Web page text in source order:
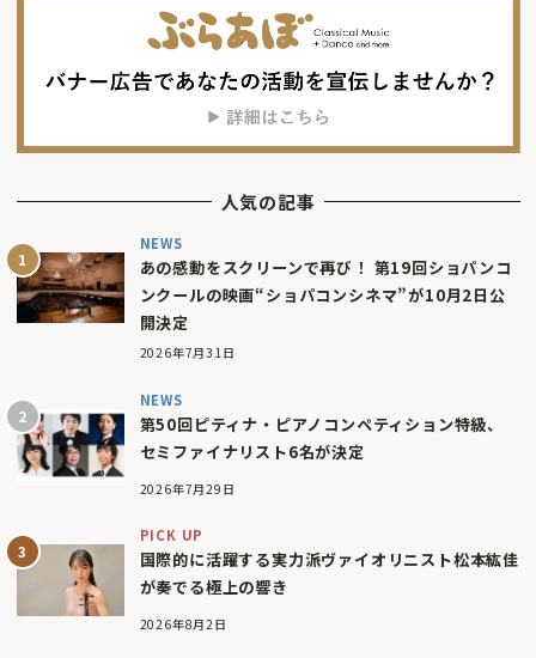
人気の記事
NEWS
あの感動をスクリーンで再び！ 第19回ショパンコ
ンクールの映画“ショパコンシネマ”が10月2日公
開決定
2026年7月31日
NEWS
第50回ピティナ・ピアノコンペティション特級、
セミファイナリスト6名が決定
2026年7月29日
PICK UP
国際的に活躍する実力派ヴァイオリニスト松本紘佳
が奏でる極上の響き
2026年8月2日